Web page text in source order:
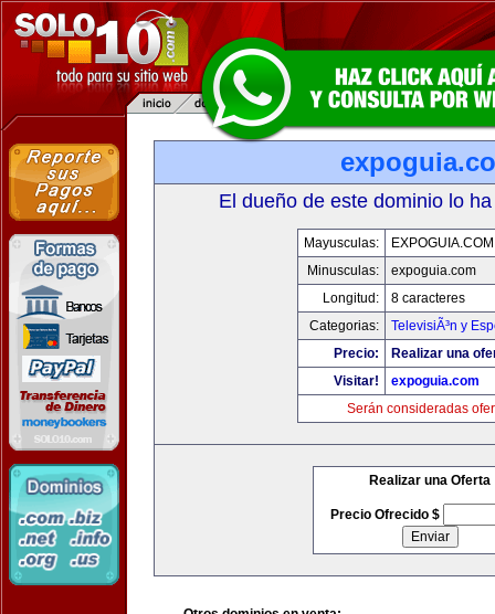
El dueño de este dominio lo
Mayusculas:
EXPOGUIA.COM
Minusculas:
expoguia.com
Longitud:
8 caracteres
Categorias:
TelevisiÃ³n y
Precio:
Realizar una
Visitar!
expoguia.com
Serán consideradas
Realizar una Oferta
Precio Ofrecido $